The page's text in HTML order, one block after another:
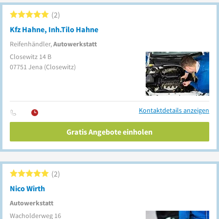
Kfz Hahne, Inh.Tilo Hahne
Reifenhändler,Autowerkstatt
2
Closewitz 14 B
07751 Jena (Closewitz)
Kontaktdetails anzeigen
Gratis Angebote einholen
Nico Wirth
Autowerkstatt
2
Wacholderweg 16